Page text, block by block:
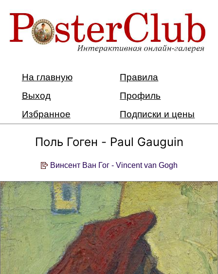
На главную
Правила
Выход
Профиль
Избранное
Подписки и цены
Поль Гоген - Paul Gauguin
Винсент Ван Гог - Vincent van Gogh